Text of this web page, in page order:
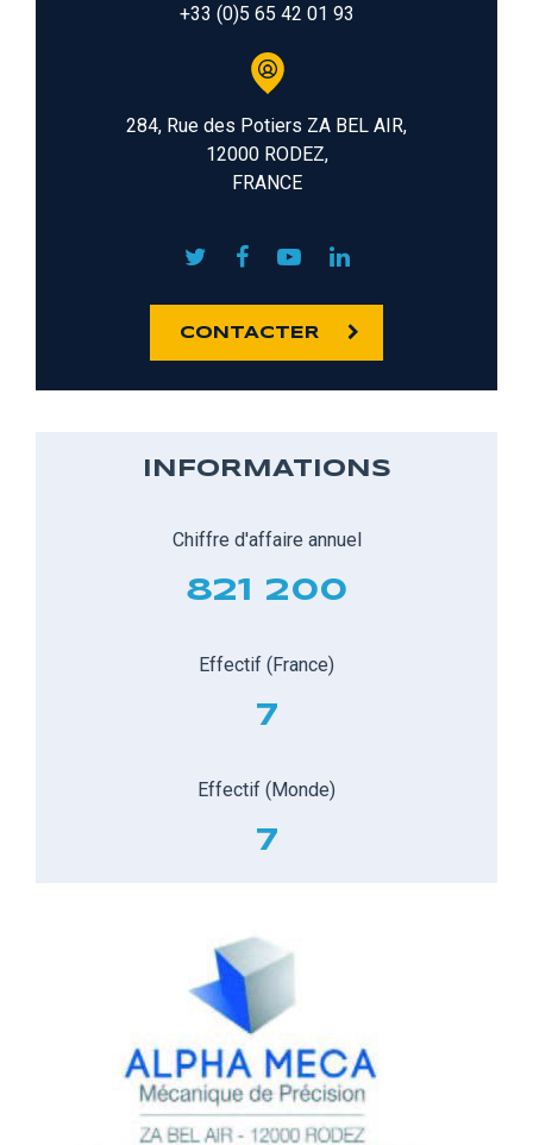
+33 (0)5 65 42 01 93
284, Rue des Potiers ZA BEL AIR,
12000 RODEZ,
FRANCE
CONTACTER
INFORMATIONS
Chiffre d'affaire annuel
821 200
Effectif (France)
7
Effectif (Monde)
7